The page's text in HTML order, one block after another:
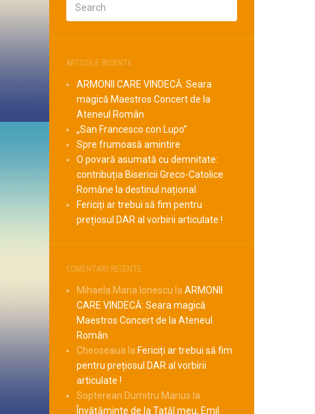
ARTICOLE RECENTE
ARMONII CARE VINDECĂ: Seara
magică Maestros Concert de la
Ateneul Român
„San Francesco con Lupo”
Spre frumoasă amintire
O povară asumată cu demnitate:
contribuția Bisericii Greco-Catolice
Române la destinul național
Fericiți ar trebui să fim pentru
prețiosul DAR al vorbirii articulate !
COMENTARII RECENTE
Mihaela Maria Ionescu la ARMONII
CARE VINDECĂ: Seara magică
Maestros Concert de la Ateneul
Român
Cheoseaua la Fericiți ar trebui să fim
pentru prețiosul DAR al vorbirii
articulate !
Sopterean Dumitru Marius la
Învățăminte de la Tatăl meu, Emil